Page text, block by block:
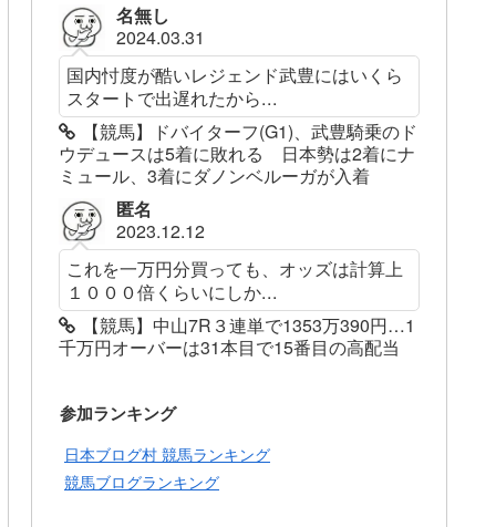
名無し
2024.03.31
国内忖度が酷いレジェンド武豊にはいくら
スタートで出遅れたから...
【競馬】ドバイターフ(G1)、武豊騎乗のド
ウデュースは5着に敗れる 日本勢は2着にナ
ミュール、3着にダノンベルーガが入着
匿名
2023.12.12
これを一万円分買っても、オッズは計算上
１０００倍くらいにしか...
【競馬】中山7R３連単で1353万390円…1
千万円オーバーは31本目で15番目の高配当
参加ランキング
日本ブログ村 競馬ランキング
競馬ブログランキング